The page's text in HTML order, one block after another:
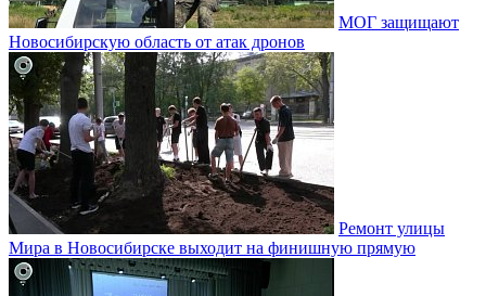
МОГ защищают
Новосибирскую область от атак дронов
Ремонт улицы
Мира в Новосибирске выходит на финишную прямую